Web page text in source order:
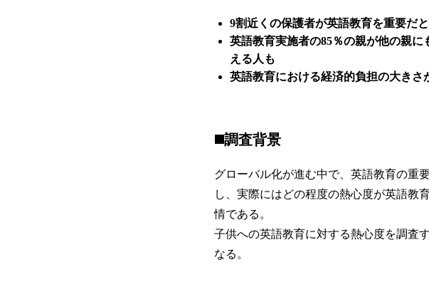
9割近くの保護者が英語教育を重要だ
英語教育実施者の85％の親が他の親
える人も
英語教育における経済的負担の大きさ
◼️調査背景
グローバル化が進む中で、英語教育の重
し、実際にはどの程度の熱心度が英語教
情である。
子供への英語教育に対する熱心度を調査
なる。